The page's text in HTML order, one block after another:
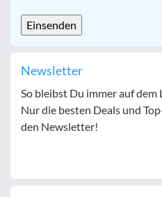
Newsletter
So bleibst Du immer auf dem
Nur die besten Deals und
den Newsletter!